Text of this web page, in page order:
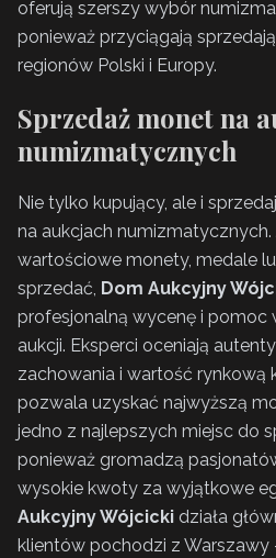
oferują szerszy wybór
ponieważ przyciągają
regionów Polski i Europy.
Sprzedaż monet na
numizmatycznych
Nie tylko kupujący, ale i
na aukcjach numizmatycznych.
wartościowe monety, medale
sprzedać, Dom Aukcyjny
profesjonalną wycenę i pomoc
aukcji. Eksperci oceniają
zachowania i wartość rynkową
pozwala uzyskać najwyższą
jedno z najlepszych miejsc do
ponieważ gromadzą
wysokie kwoty za wyjątkowe
Aukcyjny Wójcicki działa
klientów pochodzi z Warszawy